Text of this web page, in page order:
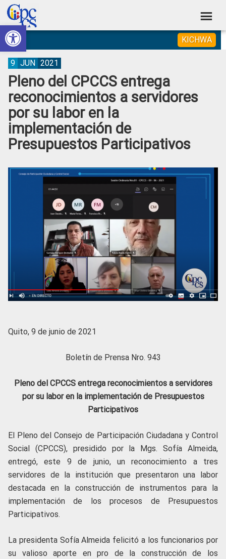
Abrir barra de herramientas
Skip
to
primary
navigation
Skip
to
main
content
Skip
to
primary
sidebar
Skip
to
footer
Consejo
de
Participación
Ciudadana
Control
Social
Construyendo
Poder
Ciudadano
KICHWA
Pleno del CPCCS entrega
reconocimientos a servidores
por su labor en la
implementación de
Presupuestos Participativos
9 JUN 2021
Quito, 9 de junio de 2021
Boletín de Prensa Nro. 943
Pleno del CPCCS entrega reconocimientos a servidores
por su labor en la implementación de Presupuestos
Participativos
El Pleno del Consejo de Participación Ciudadana y Control
Social (CPCCS), presidido por la Mgs. Sofía Almeida,
entregó, este 9 de junio, un reconocimiento a tres
servidores de la institución que presentaron una labor
destacada en la construcción de instrumentos para la
implementación de los procesos de Presupuestos
Participativos.
La presidenta Sofía Almeida felicitó a los funcionarios por
su valioso aporte en pro de la construcción de los